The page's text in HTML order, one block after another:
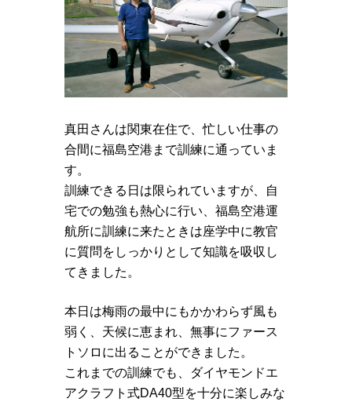
真田さんは関東在住で、忙しい仕事の
合間に福島空港まで訓練に通っていま
す。
訓練できる日は限られていますが、自
宅での勉強も熱心に行い、福島空港運
航所に訓練に来たときは座学中に教官
に質問をしっかりとして知識を吸収し
てきました。
本日は梅雨の最中にもかかわらず風も
弱く、天候に恵まれ、無事にファース
トソロに出ることができました。
これまでの訓練でも、ダイヤモンドエ
アクラフト式DA40型を十分に楽しみな